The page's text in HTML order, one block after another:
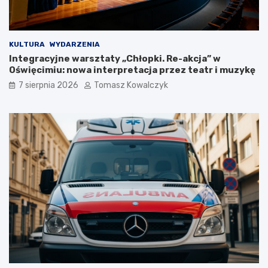
s
z
a
K
o
ś
i
s
k
i
i
ę
w
O
ś
w
ę
i
m
i
u
!
KULTURA WYDARZENIA
Integracyjne warsztaty „Chłopki. Re-akcja” w
Oświęcimiu: nowa interpretacja przez teatr i muzykę
7 sierpnia 2026 Tomasz Kowalczyk